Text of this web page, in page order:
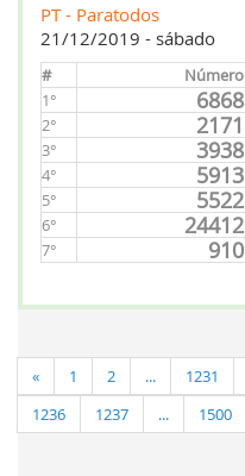
PT - Paratodos
21/12/2019 - sábado
# Número
1°
6868
2°
2171
3°
3938
4°
5913
5°
5522
6°
24412
7°
910
« 1 2 ... 1231
1236
1237 ... 1500